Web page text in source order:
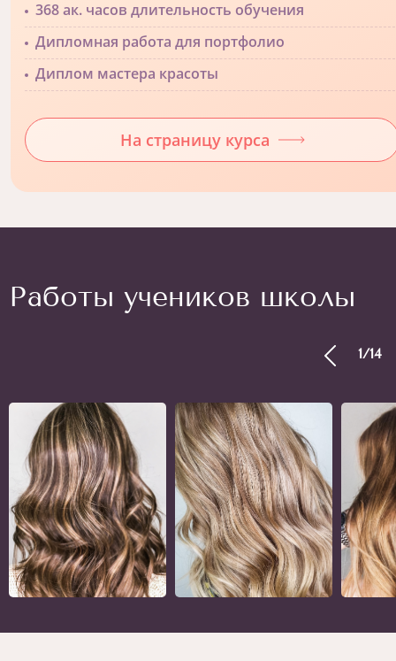
368 ак. часов длительность обучения
Дипломная работа для портфолио
Диплом мастера красоты
На страницу курса
Работы учеников школы
1/14